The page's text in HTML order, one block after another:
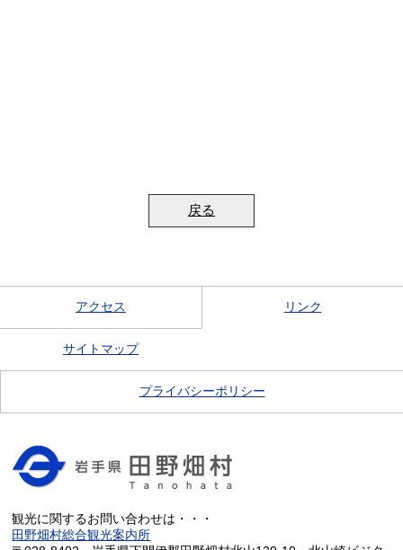
戻る
アクセス リンク
サイトマップ
プライバシーポリシー
観光に関するお問い合わせは・・・
田野畑村総合観光案内所